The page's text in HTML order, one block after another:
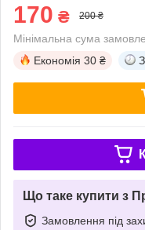
170 ₴ 200 ₴
Мінімальна сума
Економія 30 ₴
Що таке купити з
Замовлення під